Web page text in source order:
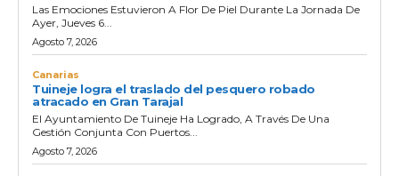
Las Emociones Estuvieron A Flor De Piel Durante La Jornada De
Ayer, Jueves 6...
Agosto 7, 2026
Canarias
Tuineje logra el traslado del pesquero robado
atracado en Gran Tarajal
El Ayuntamiento De Tuineje Ha Logrado, A Través De Una
Gestión Conjunta Con Puertos...
Agosto 7, 2026